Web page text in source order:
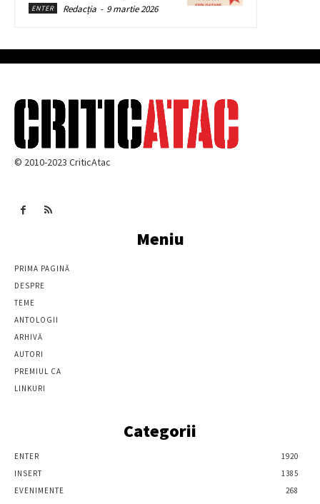
ENTER Redacția - 9 martie 2026
© 2010-2023 CriticAtac
Meniu
PRIMA PAGINĂ
DESPRE
TEME
ANTOLOGII
ARHIVĂ
AUTORI
PREMIUL CA
LINKURI
Categorii
ENTER
1920
INSERT
1385
EVENIMENTE
268